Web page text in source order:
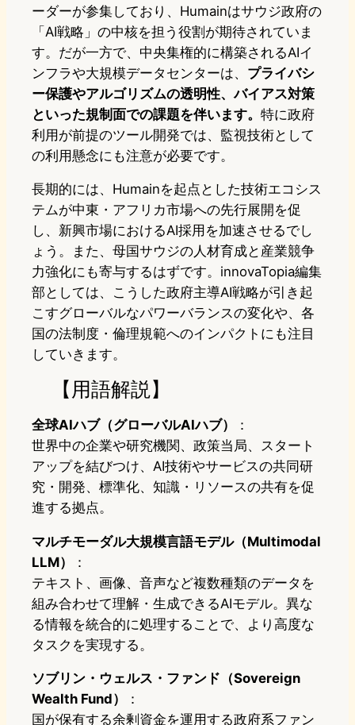
ーダーが参集しており、Humainはサウジ政府の
「AI戦略」の中核を担う役割が期待されていま
す。だが一方で、中央集権的に構築されるAIイ
ンフラや大規模データセンターは、 プライバシ
ー保護やアルゴリズムの透明性、バイアス対策
といった規制面での課題を伴います。 特に政府
利用が前提のツール開発では、監視技術として
の利用懸念にも注意が必要です。
長期的には、Humainを起点とした技術エコシス
テムが中東・アフリカ市場への先行展開を促
し、新興市場におけるAI採用を加速させるでし
ょう。また、母国サウジの人材育成と産業競争
力強化にも寄与するはずです。innovaTopia編集
部としては、こうした政府主導AI戦略が引き起
こすグローバルなパワーバランスの変化や、各
国の法制度・倫理規範へのインパクトにも注目
していきます。
【用語解説】
全球AIハブ（グローバルAIハブ）
：
世界中の企業や研究機関、政策当局、スタート
アップを結びつけ、AI技術やサービスの共同研
究・開発、標準化、知識・リソースの共有を促
進する拠点。
マルチモーダル大規模言語モデル（Multimodal
LLM）
：
テキスト、画像、音声など複数種類のデータを
組み合わせて理解・生成できるAIモデル。異な
る情報を統合的に処理することで、より高度な
タスクを実現する。
ソブリン・ウェルス・ファンド（Sovereign
Wealth Fund）
：
国が保有する余剰資金を運用する政府系ファン